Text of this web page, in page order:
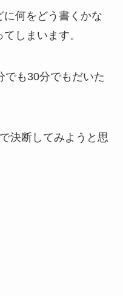
何をどう書くかな
しまいます。
でも30分でもだいた
決断してみようと思